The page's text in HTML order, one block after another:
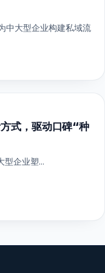
中大型企业构建私域流
式，驱动口碑“种
型企业塑...